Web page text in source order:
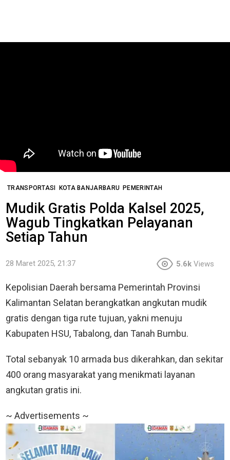
TRANSPORTASI KOTA BANJARBARU PEMERINTAH
Mudik Gratis Polda Kalsel 2025,
Wagub Tingkatkan Pelayanan
Setiap Tahun
28 Maret 2025, 21:37 5.6k Views
Kepolisian Daerah bersama Pemerintah Provinsi
Kalimantan Selatan berangkatkan angkutan mudik
gratis dengan tiga rute tujuan, yakni menuju
Kabupaten HSU, Tabalong, dan Tanah Bumbu.
Total sebanyak 10 armada bus dikerahkan, dan sekitar
400 orang masyarakat yang menikmati layanan
angkutan gratis ini.
~ Advertisements ~